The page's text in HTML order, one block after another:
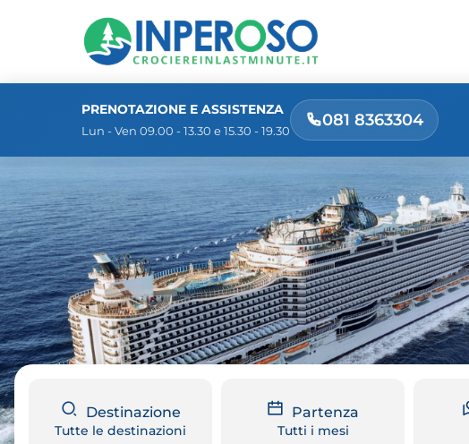
PRENOTAZIONE E ASSISTENZA
Lun - Ven 09.00 - 13.30 e 15.30 - 19.30
081 8363304
Destinazione
Tutte le destinazioni
Partenza
Tutti i mesi